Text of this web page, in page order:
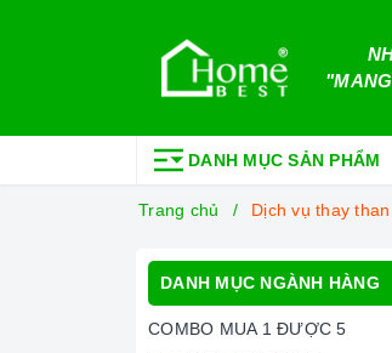
DANH MỤC SẢN PHẨM
Trang chủ Dịch vụ thay
DANH MỤC NGÀNH HÀNG
COMBO MUA 1 ĐƯỢC 5